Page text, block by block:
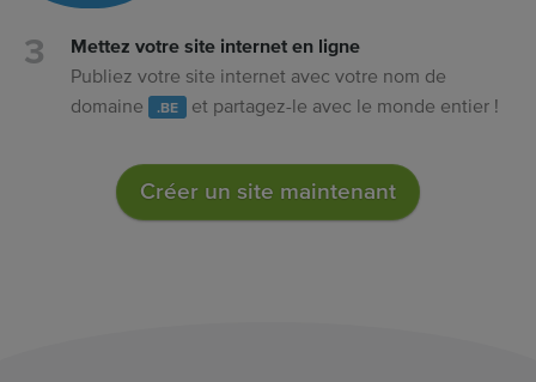
Mettez votre site internet en ligne
Publiez votre site internet avec votre nom de
domaine
.BE et partagez-le avec le monde entier !
Créer un site maintenant